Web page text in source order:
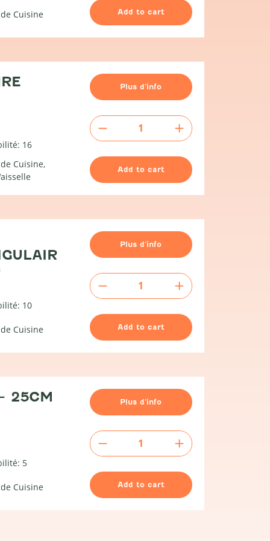
Cuisine
robinet
quantity
Add to cart
16
Cuisine
Plus d’info
quantity
Add to cart
10
Cuisine
Plus d’info
rectangulaire
quantity
Add to cart
25CM
5
Cuisine
Plus d’info
-
quantity
Add to cart